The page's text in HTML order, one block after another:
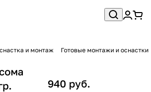
и монтаж Готовые монтажи и оснастки
940 руб.